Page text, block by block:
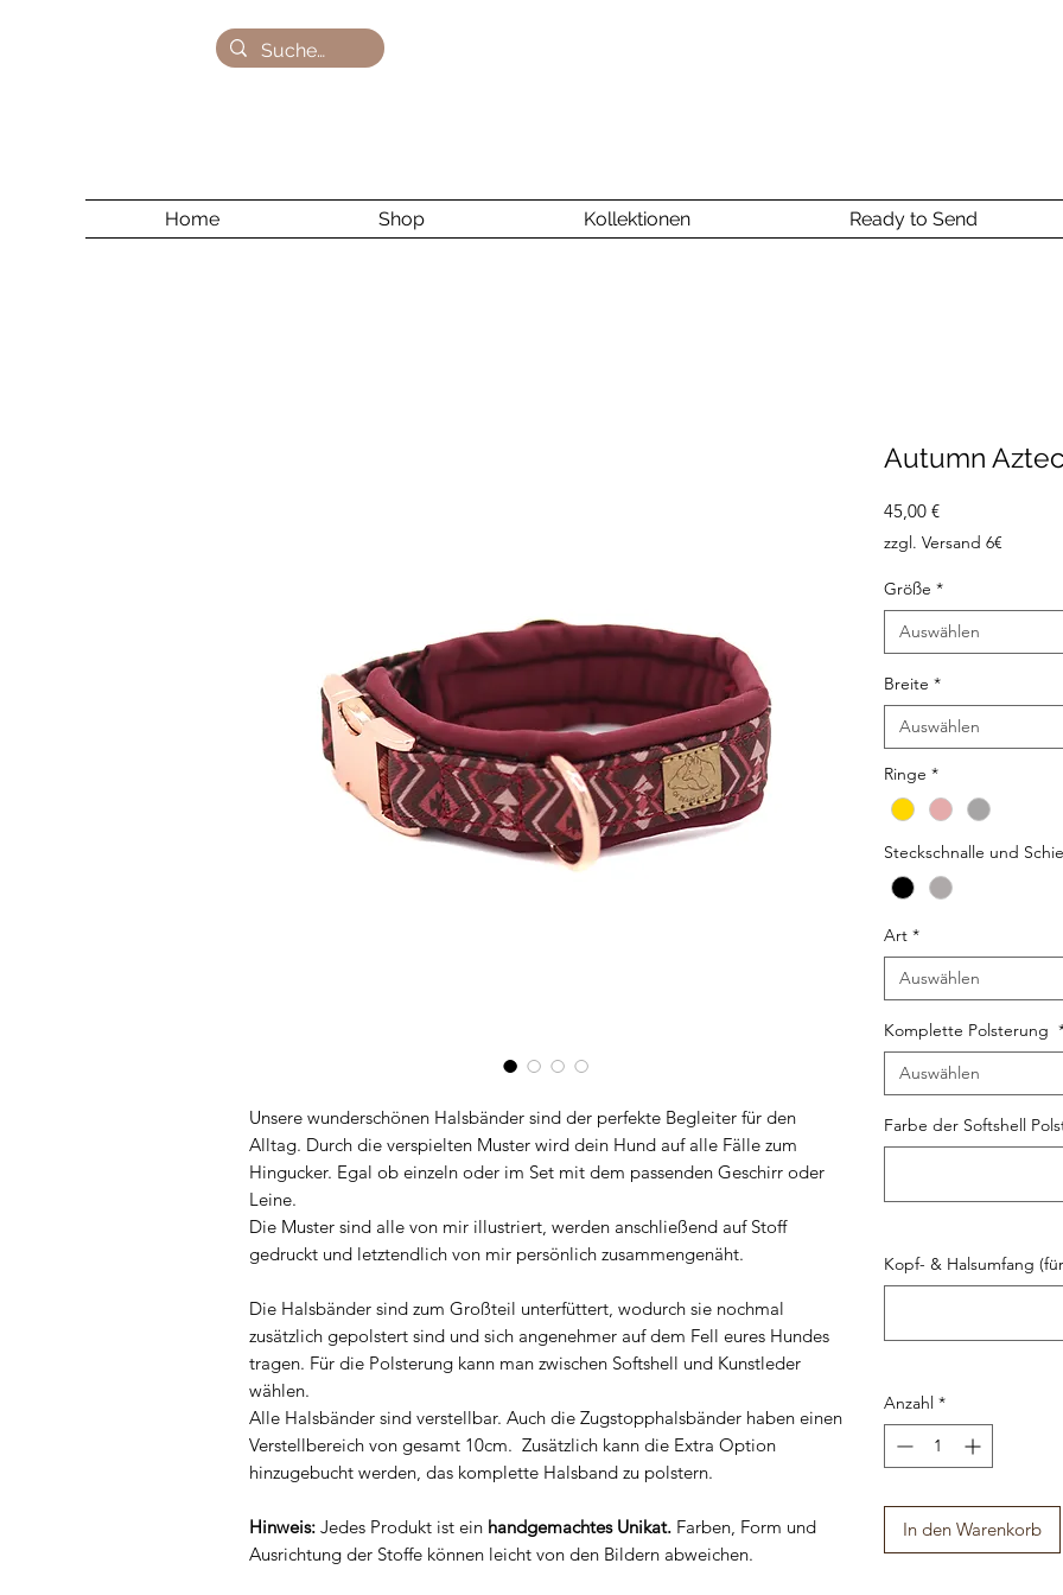
Home Shop Kollektionen Ready to Send
Unsere wunderschönen Halsbänder sind der perfekte Begleiter für den
Alltag. Durch die verspielten Muster wird dein Hund auf alle Fälle zum
Hingucker. Egal ob einzeln oder im Set mit dem passenden Geschirr oder
Leine.
Die Muster sind alle von mir illustriert, werden anschließend auf Stoff
gedruckt und letztendlich von mir persönlich zusammengenäht.
Die Halsbänder sind zum Großteil unterfüttert, wodurch sie nochmal
zusätzlich gepolstert sind und sich angenehmer auf dem Fell eures Hundes
tragen. Für die Polsterung kann man zwischen Softshell und Kunstleder
wählen.
Alle Halsbänder sind verstellbar. Auch die Zugstopphalsbänder haben einen
Verstellbereich von gesamt 10cm. Zusätzlich kann die Extra Option
hinzugebucht werden, das komplette Halsband zu polstern.
Hinweis:Jedes Produkt ist ein handgemachtes Unikat.Farben, Form und
Ausrichtung der Stoffe können leicht von den Bildern abweichen.
Autumn
45,00 €Preis
zzgl. Versand 6€
Größe *
Auswählen
Breite *
Auswählen
Ringe *
Steckschnalle und
Art *
Auswählen
Komplette Polsterung
Auswählen
Farbe der Softshell
Kopf- & Halsumfang
Anzahl *
In den Warenkorb